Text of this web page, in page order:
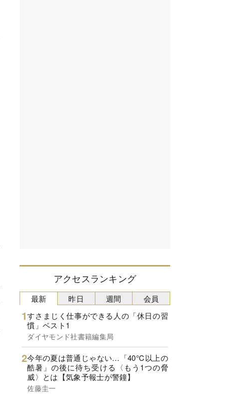
アクセスランキング
最新
すさまじく仕事ができる人の「休日の習
慣」ベスト1
ダイヤモンド社書籍編集局
今年の夏は普通じゃない…「40℃以上の
酷暑」の後に待ち受ける〈もう1つの脅
威〉とは【気象予報士が警鐘】
佐藤圭一
昨日 週間 会員